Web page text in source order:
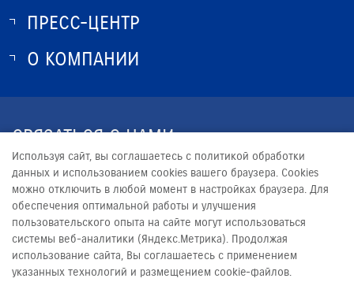
О SUZUKI
ПРЕСС-ЦЕНТР
НОВОСТИ
О КОМПАНИИ
СВЯЗАТЬСЯ С НАМИ
+7 (8412) 20-55-11
MARKETING-S@SURA-MOTORS.RU
© 2026
Используя сайт, вы соглашаетесь с политикой обработки
данных и использованием cookies вашего браузера. Cookies
можно отключить в любой момент в настройках браузера. Для
обеспечения оптимальной работы и улучшения
пользовательского опыта на сайте могут использоваться
системы веб-аналитики (Яндекс.Метрика). Продолжая
использование сайта, Вы соглашаетесь с применением
указанных технологий и размещением cookie-файлов.